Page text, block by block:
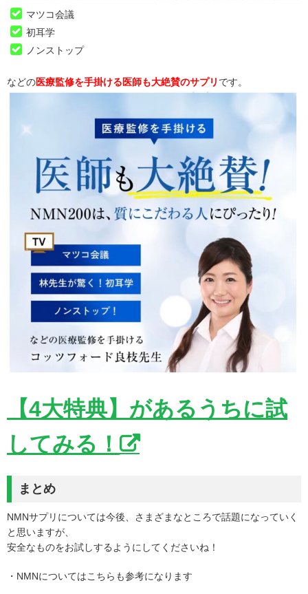
マツコ会議
初耳学
ノンストップ
などの医療監修を手掛ける医師も大絶賛のサプリ です。
【4大特典】があるうちに試
してみる！
まとめ
NMNサプリについては今後、さまざまなところで話題になっていく
と思いますが、
安全なものをお試しするようにしてくださいね！
・NMNについてはこちらも参考になります